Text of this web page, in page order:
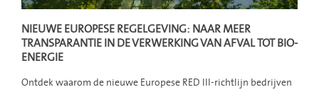
NIEUWE EUROPESE REGELGEVING: NAAR MEER
TRANSPARANTIE IN DE VERWERKING VAN AFVAL TOT BIO-
ENERGIE
Ontdek waarom de nieuwe Europese RED III-richtlijn bedrijven